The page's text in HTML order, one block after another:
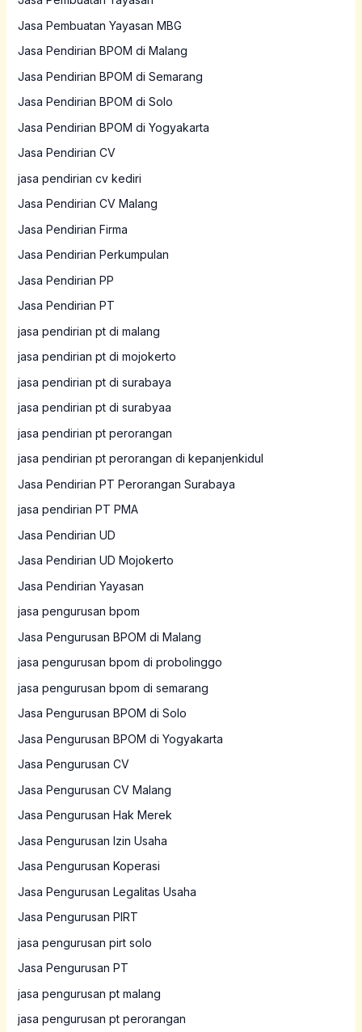
Jasa Pembuatan Yayasan MBG
Jasa Pendirian BPOM di Malang
Jasa Pendirian BPOM di Semarang
Jasa Pendirian BPOM di Solo
Jasa Pendirian BPOM di Yogyakarta
Jasa Pendirian CV
jasa pendirian cv kediri
Jasa Pendirian CV Malang
Jasa Pendirian Firma
Jasa Pendirian Perkumpulan
Jasa Pendirian PP
Jasa Pendirian PT
jasa pendirian pt di malang
jasa pendirian pt di mojokerto
jasa pendirian pt di surabaya
jasa pendirian pt di surabyaa
jasa pendirian pt perorangan
jasa pendirian pt perorangan di kepanjenkidul
Jasa Pendirian PT Perorangan Surabaya
jasa pendirian PT PMA
Jasa Pendirian UD
Jasa Pendirian UD Mojokerto
Jasa Pendirian Yayasan
jasa pengurusan bpom
Jasa Pengurusan BPOM di Malang
jasa pengurusan bpom di probolinggo
jasa pengurusan bpom di semarang
Jasa Pengurusan BPOM di Solo
Jasa Pengurusan BPOM di Yogyakarta
Jasa Pengurusan CV
Jasa Pengurusan CV Malang
Jasa Pengurusan Hak Merek
Jasa Pengurusan Izin Usaha
Jasa Pengurusan Koperasi
Jasa Pengurusan Legalitas Usaha
Jasa Pengurusan PIRT
jasa pengurusan pirt solo
Jasa Pengurusan PT
jasa pengurusan pt malang
jasa pengurusan pt perorangan